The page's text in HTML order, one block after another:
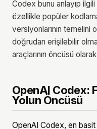
Codex bunu anlayıp
özellikle popüler
versiyonlarının temelini
doğrudan erişilebilir
araçlarının öncüsü
OpenAI Codex:
Yolun Öncüsü
OpenAI Codex, en basit